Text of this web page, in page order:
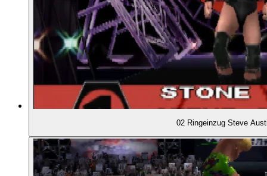
00:57:25 DAS SPIEL: WWF NO MERCY
00:59:17 - Das "Attitude Meter" und seine Bedeutung
01:01:30 - Bedrängnis und Comeback
01:05:50 - Taunts und Signature Moves mit dem
02 Ringeinzug Steve